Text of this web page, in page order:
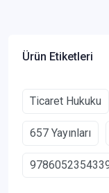
Ürün Etiketleri
Ticaret Hukuku
657 Yayınları